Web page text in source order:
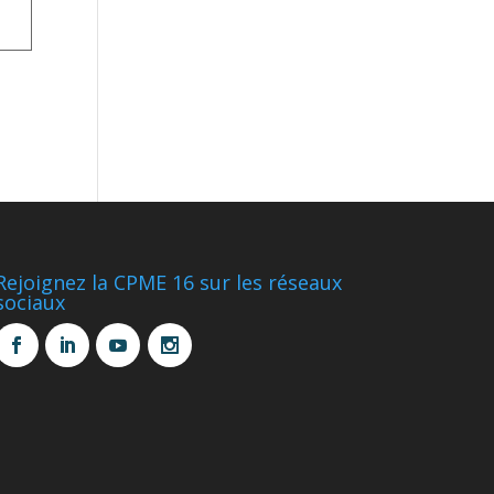
la CPME 16 sur les réseaux